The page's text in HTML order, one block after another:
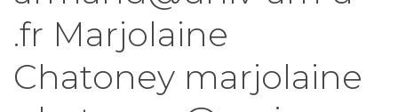
.fr Marjolaine
Chatoney marjolaine